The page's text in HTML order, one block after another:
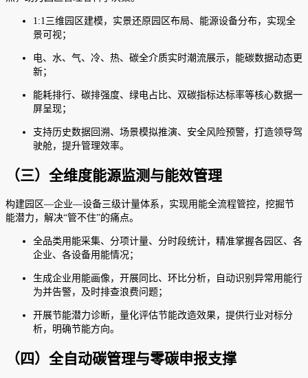
1:1三维园区建模，实景还原园区布局、能源设备分布，实现全
景可视；
电、水、气、冷、热、碳全介质实时潮流展示，能碳数据动态更
新；
能耗排行、碳排强度、绿电占比、双碳指标达标率等核心数据一
屏呈现；
支持历史数据回溯、场景模拟推演、安全风险预警，打造领导驾
驶舱，提升管理效率。
（三）全维度能源监测与能效管理
构建园区—企业—设备三级计量体系，实现用能全流程管控，挖掘节
能潜力，解决“管不住”的痛点。
全品类用能采集、分项计量、分时段统计，精准掌握各园区、各
企业、各设备用能情况；
生成企业用能画像，开展同比、环比分析，自动识别异常用能行
为并告警，及时排查浪费问题；
开展节能潜力诊断，量化评估节能改造效果，提供行业对标分
析，明确节能方向。
（四）全自动碳管理与零碳申报支撑